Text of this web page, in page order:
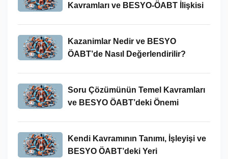
Kavramları ve BESYO-ÖABT İlişkisi
Kazanimlar Nedir ve BESYO
ÖABT’de Nasıl Değerlendirilir?
Soru Çözümünün Temel Kavramları
ve BESYO ÖABT’deki Önemi
Kendi Kavramının Tanımı, İşleyişi ve
BESYO ÖABT’deki Yeri